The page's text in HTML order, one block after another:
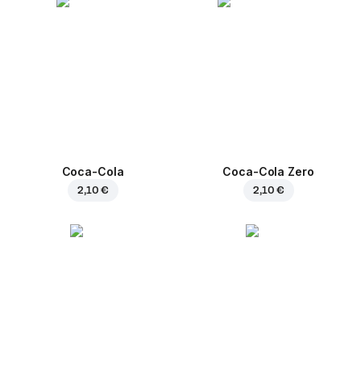
Coca-Cola
2,10 €
Coca-Cola Zero
2,10 €